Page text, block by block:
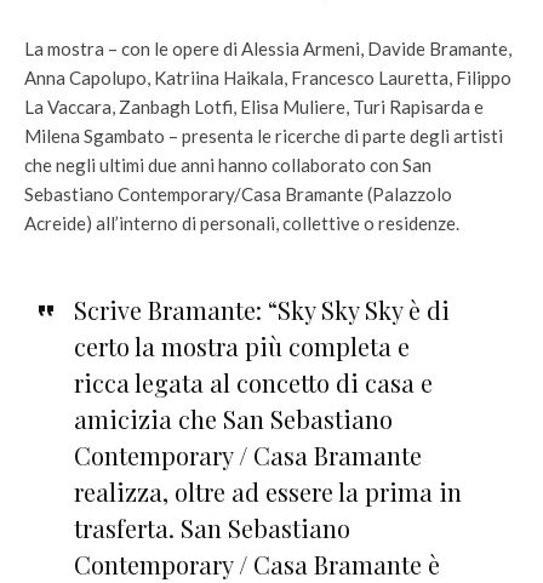
La mostra – con le opere di Alessia Armeni, Davide Bramante,
Anna Capolupo, Katriina Haikala, Francesco Lauretta, Filippo
La Vaccara, Zanbagh Lotfi, Elisa Muliere, Turi Rapisarda e
Milena Sgambato – presenta le ricerche di parte degli artisti
che negli ultimi due anni hanno collaborato con San
Sebastiano Contemporary/Casa Bramante (Palazzolo
Acreide) all’interno di personali, collettive o residenze.
Scrive Bramante: “Sky Sky Sky è di
certo la mostra più completa e
ricca legata al concetto di casa e
amicizia che San Sebastiano
Contemporary / Casa Bramante
realizza, oltre ad essere la prima in
trasferta. San Sebastiano
Contemporary / Casa Bramante è